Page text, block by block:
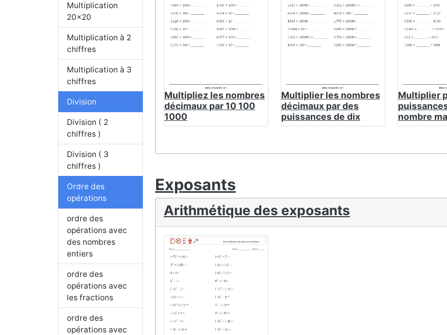
Multiplication
20x20
Multiplication à 2
chiffres
Multiplication à 3
chiffres
Division
Division ( 2
chiffres )
Division ( 3
chiffres )
Ordre des
opérations
ordre des
opérations avec
des nombres
entiers
ordre des
opérations avec
les fractions
ordre des
opérations avec
Multipliez les nombres
décimaux par 10 100
1000
Multiplier les nombres
décimaux par des
puissances de dix
Multiplier
nombre
Exposants
Arithmétique des exposants